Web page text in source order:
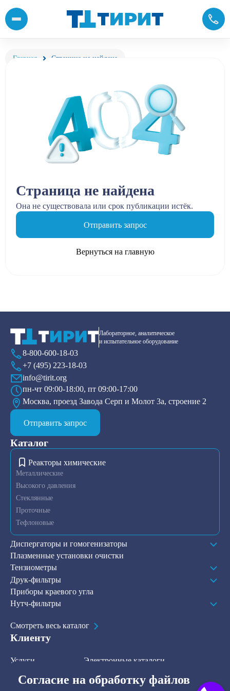
Главная Страница не найдена
Страница не найдена
Она не существовала или срок публикации истёк.
Отправить запрос
Вернуться на главную
Согласие на обработку файлов
Лабораторное, аналитическое
и испытательное оборудование
8-800-600-18-03
+7 (495) 223-18-03
info@tirit.org
пн-чт 09:00-18:00, пт 09:00-17:00
Москва, проезд Завода Серп и Молот 3а, строение 2
Отправить запрос
Каталог
Реакторы химические
Металлические
Высокого давления
Стеклянные
Проточные
Тефлоновые
Диспергаторы и гомогенизаторы
Плазменные установки очистки
Тензиометры
Друк-фильтры
Приборы краевого угла
Нутч-фильтры
Смотреть весь каталог
Клиенту
Услуги
В наличии на складе
Электронные каталоги
Контакты